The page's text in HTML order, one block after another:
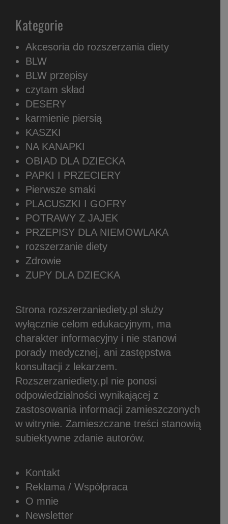
Kategorie
Akcesoria do rozszerzania diety
BLW
BLW przepisy
czytam skład
DESERY
karmienie piersią
KASZKI
NA KANAPKI
OBIAD DLA DZIECKA
PAPKI I PRZECIERY
Pierwsze smaki
PLACUSZKI I GOFRY
POTRAWY Z JAJEK
PRZEPISY DLA NIEMOWLAKA
rozszerzanie diety
Zdrowie
ZUPY DLA DZIECKA
Strona rozszerzaniediety.pl służy
wyłącznie celom edukacyjnym, ma
charakter informacyjny i nie stanowi
porady medycznej, ani zastępstwa
konsultacji z lekarzem.
Rozszerzaniediety.pl nie ponosi
odpowiedzialności wynikającej z
zastosowania informacji zamieszczonych
w witrynie. Zamieszczane treści stanowią
subiektywne zdanie autorów.
Kontakt
Reklama / Współpraca
O mnie
Newsletter